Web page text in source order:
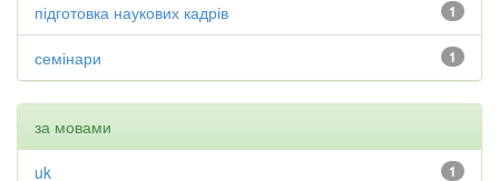
1
підготовка наукових кадрів
1
семінари
за мовами
1
uk